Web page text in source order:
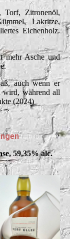
Torf, Zitronenöl,
Lakritze,
Eichenholz.
mehr Asche und
auch wenn er
wird, während all
(2024)
59,35% alc.